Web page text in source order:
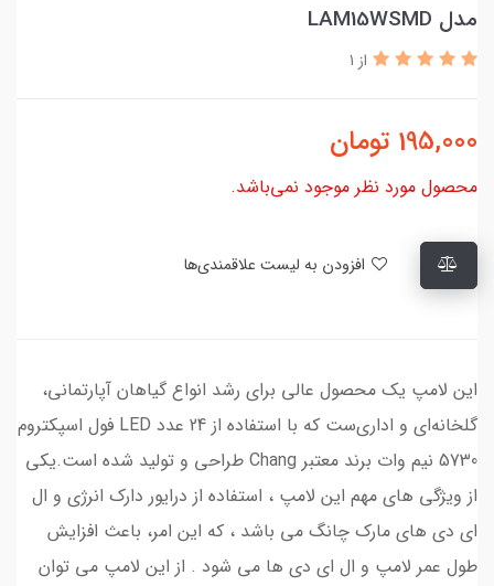
مدل LAM15WSMD
از 1
195,000 تومان
محصول مورد نظر موجود نمی‌باشد.
این لامپ یک محصول عالی برای رشد انواع گیاهان آپارتمانی،
گلخانه‌ای و اداری‌ست که با استفاده از 24 عدد LED فول اسپکتروم
5730 نیم وات برند معتبر Chang طراحی و تولید شده است.یکی
از ویژگی های مهم این لامپ ، استفاده از درایور دارک انرژی و ال
ای دی های مارک چانگ می باشد ، که این امر، باعث افزایش
طول عمر لامپ و ال ای دی ها می شود . از این لامپ می توان